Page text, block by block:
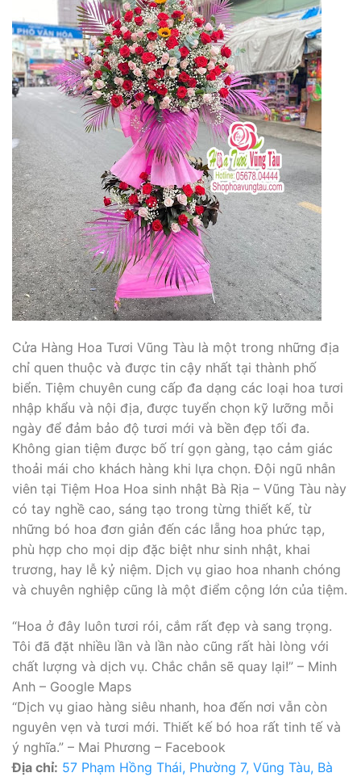
Cửa Hàng Hoa Tươi Vũng Tàu là một trong những địa
chỉ quen thuộc và được tin cậy nhất tại thành phố
biển. Tiệm chuyên cung cấp đa dạng các loại hoa tươi
nhập khẩu và nội địa, được tuyển chọn kỹ lưỡng mỗi
ngày để đảm bảo độ tươi mới và bền đẹp tối đa.
Không gian tiệm được bố trí gọn gàng, tạo cảm giác
thoải mái cho khách hàng khi lựa chọn. Đội ngũ nhân
viên tại Tiệm Hoa Hoa sinh nhật Bà Rịa – Vũng Tàu này
có tay nghề cao, sáng tạo trong từng thiết kế, từ
những bó hoa đơn giản đến các lẵng hoa phức tạp,
phù hợp cho mọi dịp đặc biệt như sinh nhật, khai
trương, hay lễ kỷ niệm. Dịch vụ giao hoa nhanh chóng
và chuyên nghiệp cũng là một điểm cộng lớn của tiệm.
“Hoa ở đây luôn tươi rói, cắm rất đẹp và sang trọng.
Tôi đã đặt nhiều lần và lần nào cũng rất hài lòng với
chất lượng và dịch vụ. Chắc chắn sẽ quay lại!” – Minh
Anh – Google Maps
“Dịch vụ giao hàng siêu nhanh, hoa đến nơi vẫn còn
nguyên vẹn và tươi mới. Thiết kế bó hoa rất tinh tế và
ý nghĩa.” – Mai Phương – Facebook
Địa chỉ: 57 Phạm Hồng Thái, Phường 7, Vũng Tàu, Bà